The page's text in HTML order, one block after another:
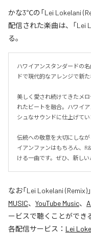
かな3℃の「Lei Lokelani
配信された楽曲は、「Lei
る。
ハワイアンスタンダードの
ドで現代的なアレンジで新
美しく愛され続けてきたメ
れたビートを融合。ハワイ
シュなサウンドに仕上げてい
伝統への敬意を大切にしなが
イアンファンはもちろん、
ける一曲です。ぜひ、新し
なお「Lei Lokelani (Remix)
MUSIC、 YouTube Music、
ービスで聴くことができ
各配信サービス： Lei